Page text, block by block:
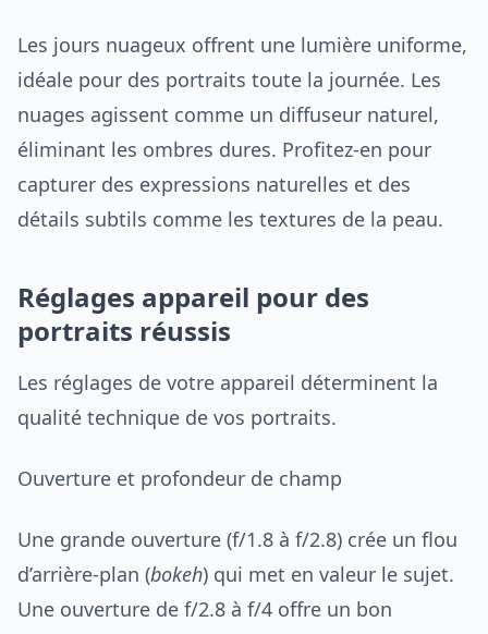
Les jours nuageux offrent une lumière uniforme,
idéale pour des portraits toute la journée. Les
nuages agissent comme un diffuseur naturel,
éliminant les ombres dures. Profitez-en pour
capturer des expressions naturelles et des
détails subtils comme les textures de la peau.
Réglages appareil pour des
portraits réussis
Les réglages de votre appareil déterminent la
qualité technique de vos portraits.
Ouverture et profondeur de champ
Une grande ouverture (f/1.8 à f/2.8) crée un flou
d’arrière-plan (bokeh) qui met en valeur le sujet.
Une ouverture de f/2.8 à f/4 offre un bon